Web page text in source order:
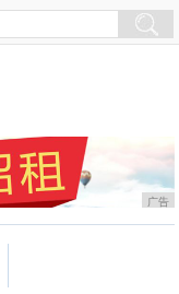
广告